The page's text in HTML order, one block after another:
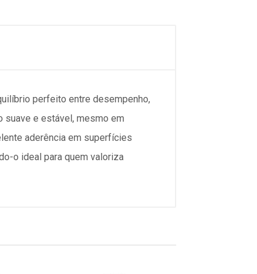
perfeito entre desempenho,
suave e estável, mesmo em
aderência em superfícies
o ideal para quem valoriza